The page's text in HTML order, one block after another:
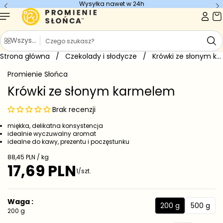
treści
Wysyłka nawet w 24h
Wszystkie kategorie
S
z
u
a
j
Strona główna / Czekolady i słodycze / Krówki ze słonym karmelem
Przejdź do
o
Promienie Słońca
Krówki ze słonym karmelem
Brak recenzji
miękka, delikatna konsystencja
idealnie wyczuwalny aromat
idealne do kawy, prezentu i poczęstunku
C
e
j
d
n
88,45 PLN / kg
C
n
a
r
17,69 PLN1/szt.
Waga :
200 g
2
200 g
5
500 g